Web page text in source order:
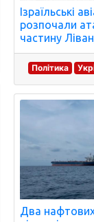
Ізраїльські
розпочали
частину
Політика
Два